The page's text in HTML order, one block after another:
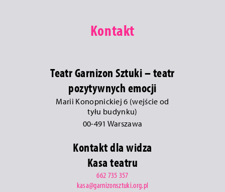
Kontakt
Teatr Garnizon Sztuki – teatr
pozytywnych emocji
Marii Konopnickiej 6 (wejście od
tyłu budynku)
00-491 Warszawa
Kontakt dla widza
Kasa teatru
662 735 357
kasa@garnizonsztuki.org.pl